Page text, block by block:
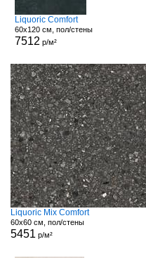
Liquoric Comfort
60x120 см, пол/стены
7512 р/м²
Liquoric Mix Comfort
60x60 см, пол/стены
5451 р/м²